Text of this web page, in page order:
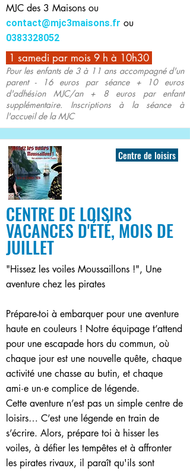
MJC des 3 Maisons ou
contact@mjc3maisons.fr ou
0383328052
1 samedi par mois 9 h à 10h30
Pour les enfants de 3 à 11 ans accompagné d'un
parent - 16 euros par séance + 10 euros
d'adhésion MJC/an + 8 euros par enfant
supplémentaire. Inscriptions à la séance à
l'accueil de la MJC
Centre de loisirs
CENTRE DE LOISIRS
VACANCES D'ÉTÉ, MOIS DE
JUILLET
"Hissez les voiles Moussaillons !", Une
aventure chez les pirates
Prépare-toi à embarquer pour une aventure
haute en couleurs ! Notre équipage t’attend
pour une escapade hors du commun, où
chaque jour est une nouvelle quête, chaque
activité une chasse au butin, et chaque
ami·e un·e complice de légende.
Cette aventure n’est pas un simple centre de
loisirs… C’est une légende en train de
s’écrire. Alors, prépare toi à hisser les
voiles, à défier les tempêtes et à affronter
les pirates rivaux, il paraît qu'ils sont